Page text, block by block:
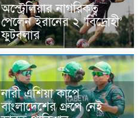
অস্ট্রেলিয়ার নাগরিকত্ব
পেলেন ইরানের ২ ‘বিদ্রোহী’
ফুটবলার
নারী এশিয়া কাপে
বাংলাদেশের গ্রুপে নেই